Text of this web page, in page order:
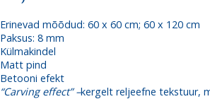
Erinevad mõõdud: 60 x 60 cm; 60 x 120 cm
Paksus: 8 mm
Külmakindel
Matt pind
Betooni efekt
“Carving effect” –kergelt reljeefne tekstuur,